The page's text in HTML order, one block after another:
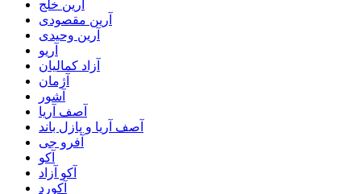
آرین خلج
آرین مقصودی
آرین وحیدی
آریو
آزاد کمالیان
آژمان
آشور
آصف آریا
آصف آریا و پازل باند
آفرو جی
آکو
آکو آزاد
آکورد